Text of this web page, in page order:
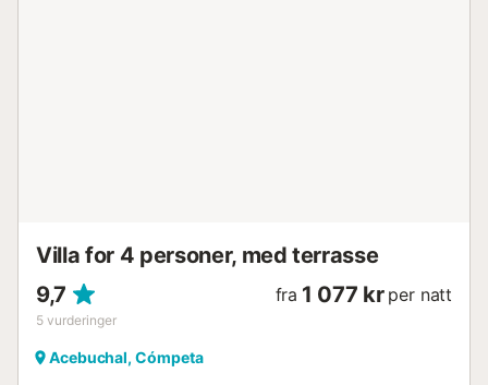
Villa for 4 personer, med terrasse
9,7
5 vurderinger
fra 1 077 kr per natt
Acebuchal, Cómpeta